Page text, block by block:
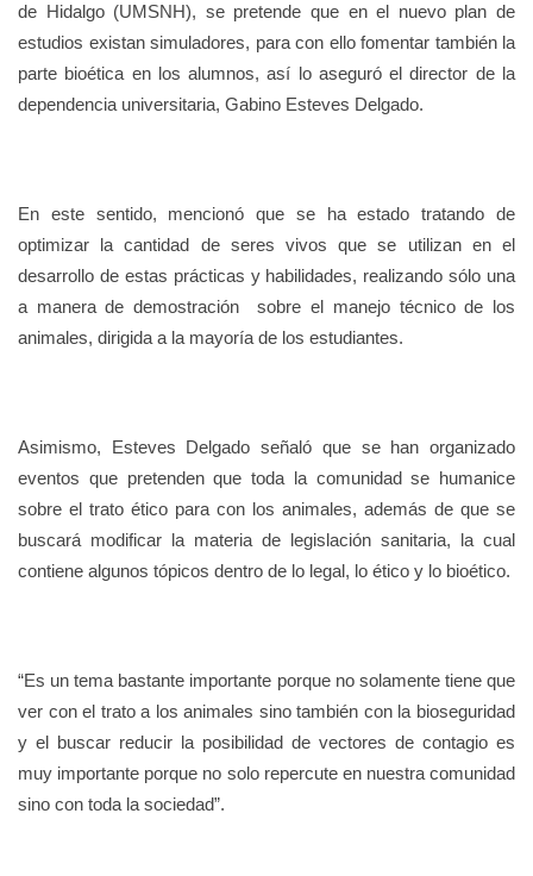
de Hidalgo (UMSNH), se pretende que en el nuevo plan de
estudios existan simuladores, para con ello fomentar también la
parte bioética en los alumnos, así lo aseguró el director de la
dependencia universitaria, Gabino Esteves Delgado.
En este sentido, mencionó que se ha estado tratando de
optimizar la cantidad de seres vivos que se utilizan en el
desarrollo de estas prácticas y habilidades, realizando sólo una
a manera de demostración sobre el manejo técnico de los
animales, dirigida a la mayoría de los estudiantes.
Asimismo, Esteves Delgado señaló que se han organizado
eventos que pretenden que toda la comunidad se humanice
sobre el trato ético para con los animales, además de que se
buscará modificar la materia de legislación sanitaria, la cual
contiene algunos tópicos dentro de lo legal, lo ético y lo bioético.
“Es un tema bastante importante porque no solamente tiene que
ver con el trato a los animales sino también con la bioseguridad
y el buscar reducir la posibilidad de vectores de contagio es
muy importante porque no solo repercute en nuestra comunidad
sino con toda la sociedad”.